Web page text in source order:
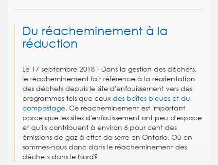
Du réacheminement à la
réduction
Le 17 septembre 2018 - Dans la gestion des déchets,
le réacheminement fait référence à la réorientation
des déchets depuis le site d'enfouissement vers des
programmes tels que ceux des boîtes bleues et du
compostage. Ce réacheminement est important
parce que les sites d'enfouissement ont peu d'espace
et qu'ils contribuent à environ 6 pour cent des
émissions de gaz à effet de serre en Ontario. Où en
sommes-nous donc dans le réacheminement des
déchets dans le Nord?